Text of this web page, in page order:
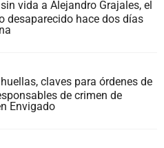
vida a Alejandro Grajales, el
desaparecido hace dos días
claves para órdenes de
de crimen de
Envigado